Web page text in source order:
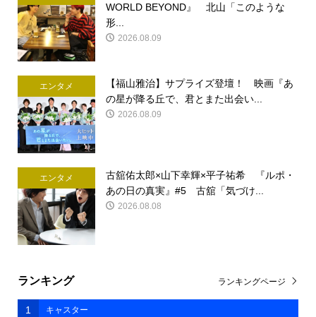
WORLD BEYOND』 北山「このような
形...
2026.08.09
エンタメ
【福山雅治】サプライズ登壇！ 映画『あ
の星が降る丘で、君とまた出会い...
2026.08.09
エンタメ
古舘佑太郎×山下幸輝×平子祐希 『ルポ・
あの日の真実』#5 古舘「気づけ...
2026.08.08
ランキング
1 キャスター
ランキングページ